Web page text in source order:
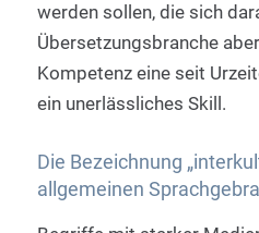
werden sollen, die sich
Übersetzungsbranche
Kompetenz eine seit
ein unerlässliches Skill.
Die Bezeichnung
allgemeinen